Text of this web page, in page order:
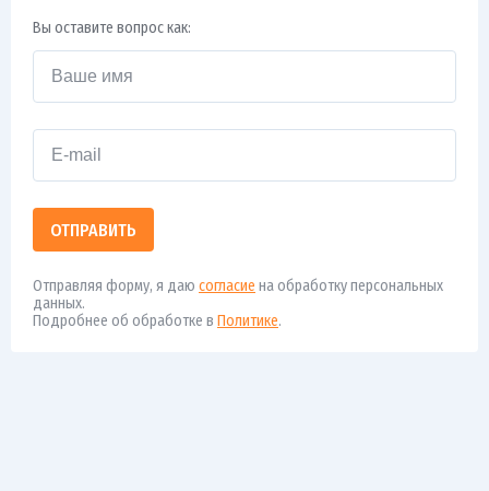
Вы оставите вопрос как:
ОТПРАВИТЬ
Отправляя форму, я даю согласие на обработку персональных
данных.
Подробнее об обработке в Политике.